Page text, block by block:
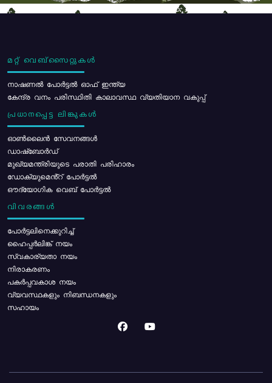
മറ്റ് വെബ്സൈറ്റുകൾ
നാഷണൽ പോർട്ടൽ ഓഫ് ഇന്ത്യ
കേന്ദ്ര വനം പരിസ്ഥിതി കാലാവസ്ഥ വ്യതിയാന വകുപ്പ്
പ്രധാനപ്പെട്ട ലിങ്കുകൾ
ഓൺലൈൻ സേവനങ്ങൾ
ഡാഷ്ബോർഡ്
മുഖ്യമന്ത്രിയുടെ പരാതി പരിഹാരം
ഡോക്യുമെൻ്റ് പോർട്ടൽ
ഔദ്യോഗിക വെബ് പോർട്ടൽ
വിവരങ്ങൾ
പോര്‍ട്ടലിനെക്കുറിച്ച്
ഹൈപ്പർലിങ്ക് നയം
സ്വകാര്യതാ നയം
നിരാകരണം
പകർപ്പവകാശ നയം
വ്യവസ്ഥകളും നിബന്ധനകളും
സഹായം